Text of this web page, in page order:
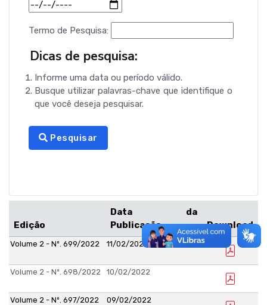
Termo de Pesquisa:
Dicas de pesquisa:
Informe uma data ou período válido.
Busque utilizar palavras-chave que identifique o
que você deseja pesquisar.
Pesquisar
Edição
Data da
Publicação
Download
Volume 2 - Nº. 699/2022 11/02/2022
Volume 2 - Nº. 698/2022 10/02/2022
Volume 2 - Nº. 697/2022 09/02/2022